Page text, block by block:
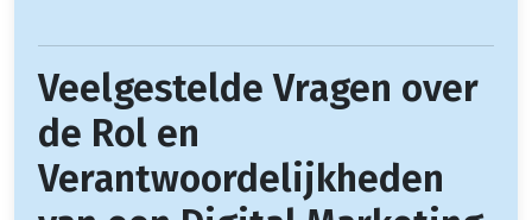
Veelgestelde Vragen over
de Rol en
Verantwoordelijkheden